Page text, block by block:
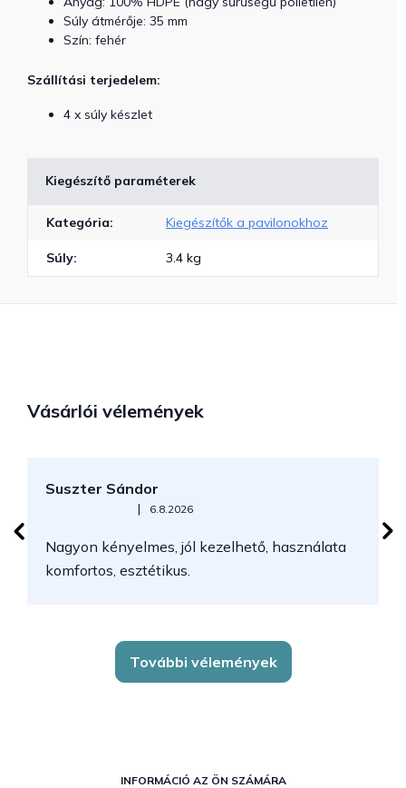
Súly átmérője: 35 mm
Szín: fehér
Szállítási terjedelem:
4 x súly készlet
Kiegészítő paraméterek
Kategória: Kiegészítők a pavilonokhoz
Súly: 3.4 kg
Vásárlói vélemények
Suszter Sándor
Az áruház értékelése 5-ből 5 csillag.
| 6.8.2026
Nagyon kényelmes, jól kezelhető, használata
komfortos, esztétikus.
További vélemények
INFORMÁCIÓ AZ ÖN SZÁMÁRA